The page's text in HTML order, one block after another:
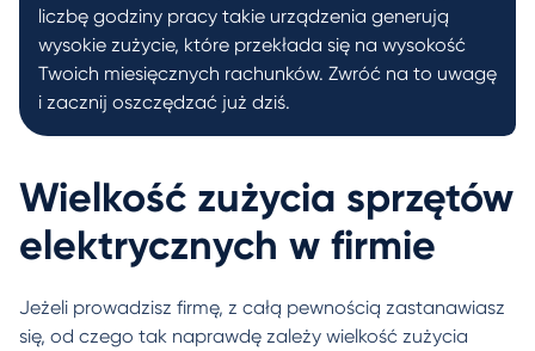
liczbę godziny pracy takie urządzenia generują
wysokie zużycie, które przekłada się na wysokość
Twoich miesięcznych rachunków. Zwróć na to uwagę
i zacznij oszczędzać już dziś.
Wielkość zużycia sprzętów
elektrycznych w firmie
Jeżeli prowadzisz firmę, z całą pewnością zastanawiasz
się, od czego tak naprawdę zależy wielkość zużycia